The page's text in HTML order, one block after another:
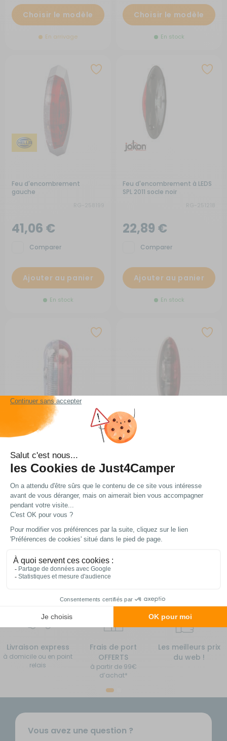
Choisir le modèle
En arrivage
Choisir le modèle
En stock
Feu d'encombrement
gauche
41,06 €
Comparer
Ajouter au panier
En stock
Feu d'encombrement à LEDS
SPL 2011 socle noir
22,89 €
Comparer
Ajouter au panier
En stock
2000
(18)
RG-3Q58
9,99 €
Choisir le modèle
En stock
(7)
8,89 €
Choisir le modèle
Livraison express
à domicile ou en point
relais
Frais de port
OFFERTS
à partir de 99€
d’achat*
Les meilleurs prix
du web !
Vous avez une question ?